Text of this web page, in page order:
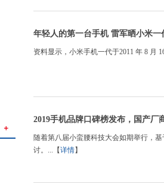
＋
年轻人的第一台手机 雷军晒小米一
资料显示，小米手机一代于2011 年 8 月
2019手机品牌口碑榜发布，国产厂
随着第八届小蛮腰科技大会如期举行，
讨。...【详情】